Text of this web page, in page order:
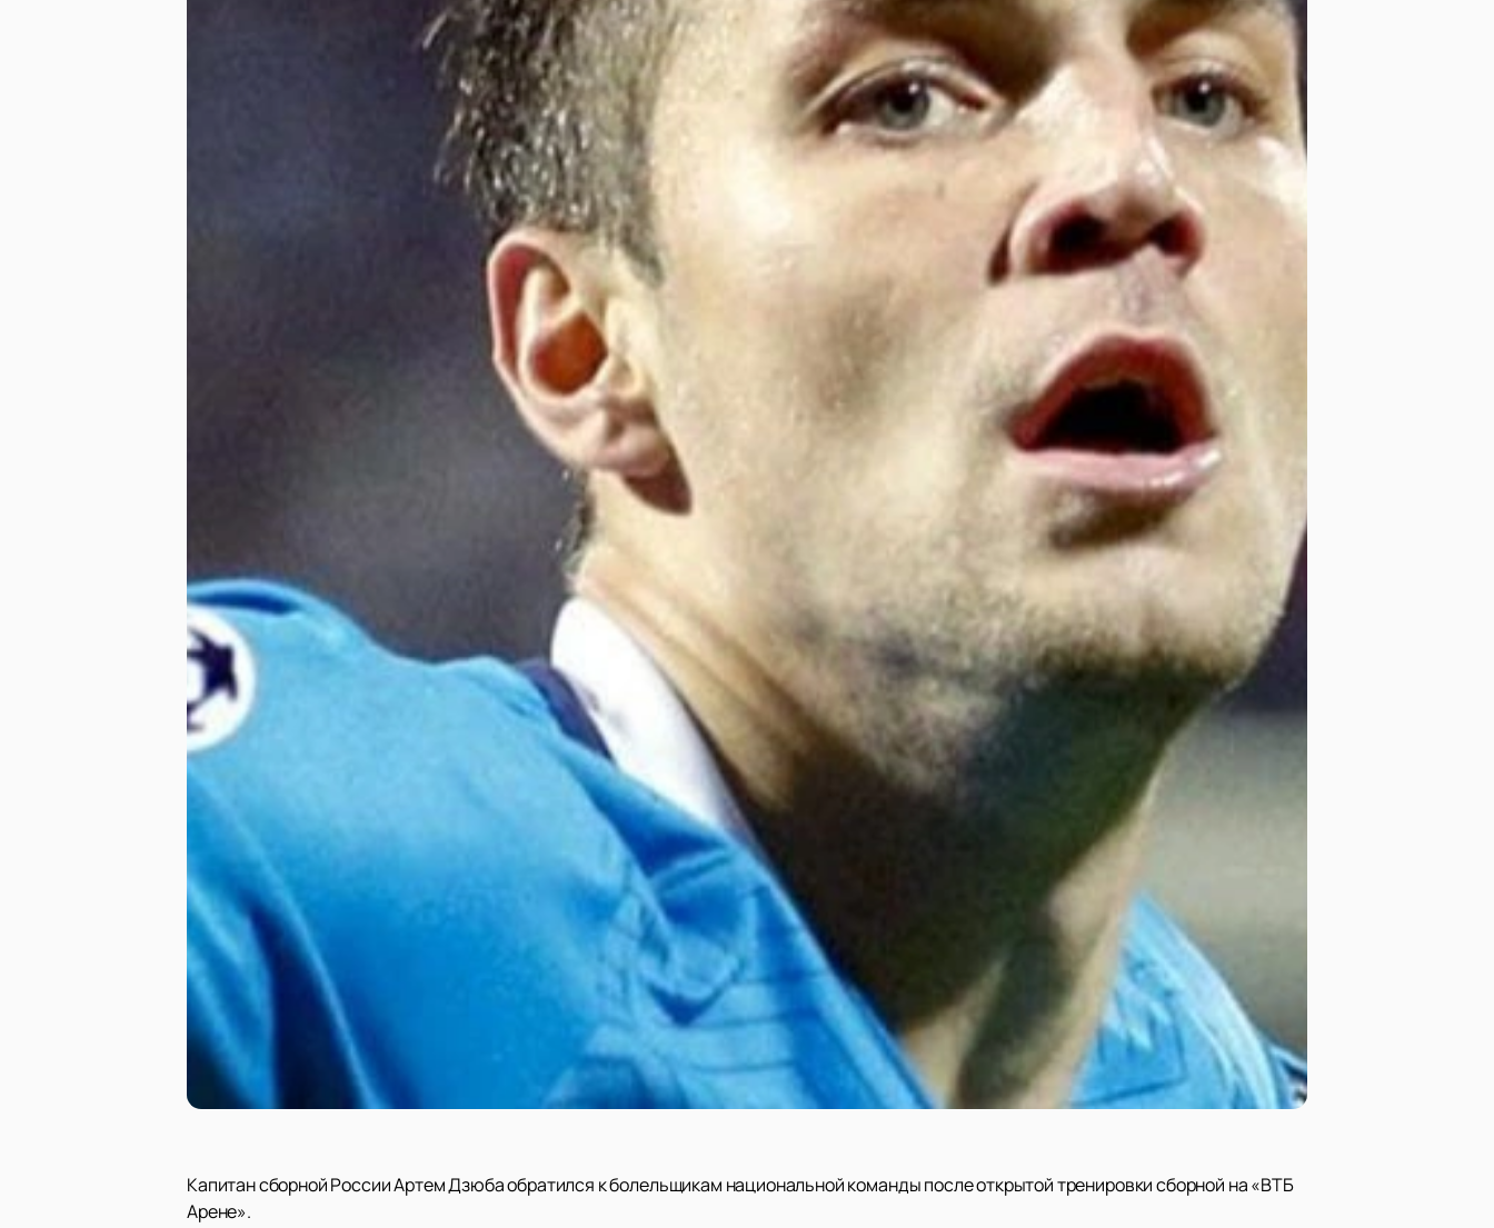
Капитан сборной России Артем Дзюба обратился к болельщикам национальной команды после открытой тренировки сборной на «ВТБ
Арене».